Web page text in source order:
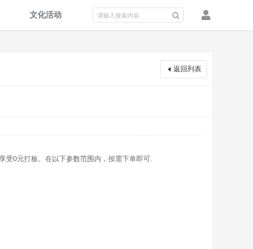
文化活动
返回列表
受0元打板。在以下参数范围内，按需下单即可.